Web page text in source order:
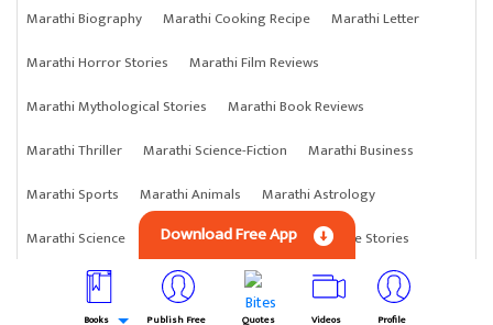
Marathi Biography
Marathi Cooking Recipe
Marathi Letter
Marathi Horror Stories
Marathi Film Reviews
Marathi Mythological Stories
Marathi Book Reviews
Marathi Thriller
Marathi Science-Fiction
Marathi Business
Marathi Sports
Marathi Animals
Marathi Astrology
Marathi Science
Marathi Anything Marathi Crime Stories
Download Free App
Books Publish Free Quotes Videos Profile